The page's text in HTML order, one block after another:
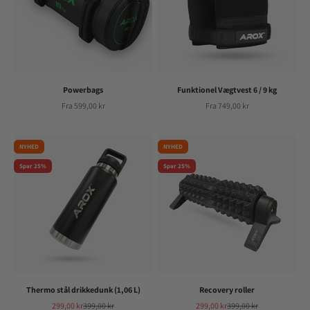
Powerbags
Salgspris
Fra 599,00 kr
Funktionel Vægtvest 6 / 9 kg
Salgspris
Fra 749,00 kr
NYHED
Spar 25%
Thermo stål drikkedunk (1,06 L)
Salgspris
299,00 krNormalpris
399,00 kr
NYHED
Spar 25%
Recovery roller
Salgspris
299,00 krNormalpris
399,00 kr